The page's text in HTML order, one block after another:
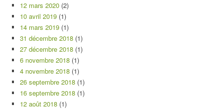
12 mars 2020 (2)
10 avril 2019 (1)
14 mars 2019 (1)
31 décembre 2018 (1)
27 décembre 2018 (1)
6 novembre 2018 (1)
4 novembre 2018 (1)
26 septembre 2018 (1)
16 septembre 2018 (1)
12 août 2018 (1)